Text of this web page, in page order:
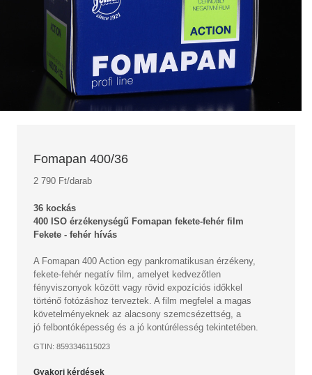
Fomapan 400/36
2 790 Ft/darab
36 kockás
400 ISO érzékenységű Fomapan fekete-fehér film
Fekete - fehér hívás
A Fomapan 400 Action egy pankromatikusan érzékeny,
fekete-fehér negatív film, amelyet kedvezőtlen
fényviszonyok között vagy rövid expozíciós időkkel
történő fotózáshoz terveztek. A film megfelel a magas
követelményeknek az alacsony szemcsézettség, a
jó felbontóképesség és a jó kontúrélesség tekintetében.
GTIN: 8593346115023
Gyakori kérdések